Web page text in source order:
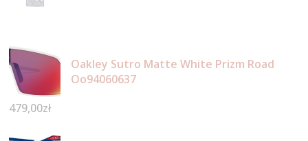
Oakley Sutro Matte White Prizm Road
Oo94060637
479,00zł